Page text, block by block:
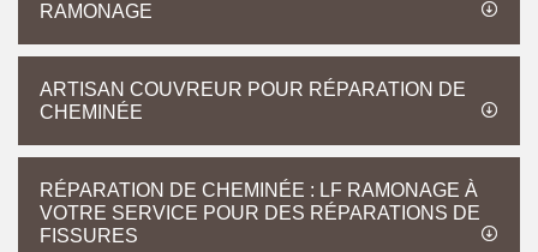
RAMONAGE
ARTISAN COUVREUR POUR RÉPARATION DE
CHEMINÉE
RÉPARATION DE CHEMINÉE : LF RAMONAGE À
VOTRE SERVICE POUR DES RÉPARATIONS DE
FISSURES